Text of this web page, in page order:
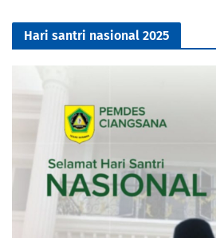
Hari santri nasional 2025